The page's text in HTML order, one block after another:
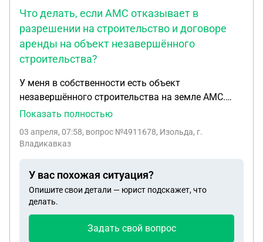
Что делать, если АМС отказывает в
разрешении на строительство и договоре
аренды на объект незавершённого
строительства?
У меня в собственности есть объект
незавершённого строительства на земле АМС.
Дважды выдовалось разрешение на
собственнику незавершëнки. Теперь АМС не даëт
времени договор аренды участка заключён с тем
предыдущим собственником незавершëнки,
который пролонгигуется каждый год и по
которому я плачу аренду АМС от его имени.
Подскажите пожалуйста, что делать в такой
Показать полностью
03 апреля, 07:58, вопрос №4911678, Изольда, г.
Владикавказ
У вас похожая ситуация?
Опишите свои детали — юрист подскажет, что
делать.
Задать свой вопрос